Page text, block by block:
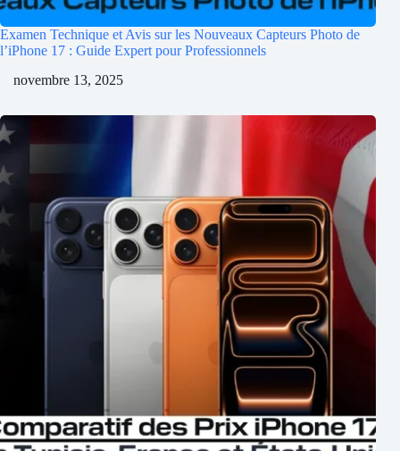
Examen Technique et Avis sur les Nouveaux Capteurs Photo de
l’iPhone 17 : Guide Expert pour Professionnels
novembre 13, 2025